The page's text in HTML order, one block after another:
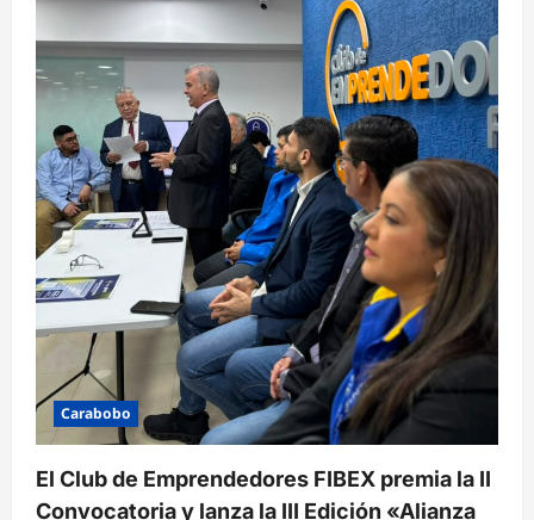
Carabobo
El Club de Emprendedores FIBEX premia la II
Convocatoria y lanza la III Edición «Alianza